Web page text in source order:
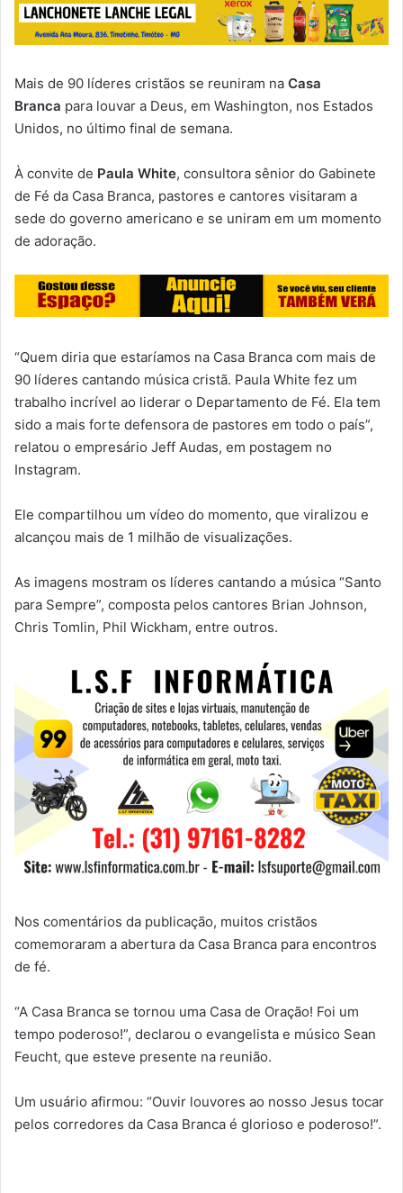
Mais de 90 líderes cristãos se reuniram na Casa
Branca para louvar a Deus, em Washington, nos Estados
Unidos, no último final de semana.
À convite de Paula White, consultora sênior do Gabinete
de Fé da Casa Branca, pastores e cantores visitaram a
sede do governo americano e se uniram em um momento
de adoração.
“Quem diria que estaríamos na Casa Branca com mais de
90 líderes cantando música cristã. Paula White fez um
trabalho incrível ao liderar o Departamento de Fé. Ela tem
sido a mais forte defensora de pastores em todo o país”,
relatou o empresário Jeff Audas, em postagem no
Instagram.
Ele compartilhou um vídeo do momento, que viralizou e
alcançou mais de 1 milhão de visualizações.
As imagens mostram os líderes cantando a música “Santo
para Sempre”, composta pelos cantores Brian Johnson,
Chris Tomlin, Phil Wickham, entre outros.
Nos comentários da publicação, muitos cristãos
comemoraram a abertura da Casa Branca para encontros
de fé.
“A Casa Branca se tornou uma Casa de Oração! Foi um
tempo poderoso!”, declarou o evangelista e músico Sean
Feucht, que esteve presente na reunião.
Um usuário afirmou: “Ouvir louvores ao nosso Jesus tocar
pelos corredores da Casa Branca é glorioso e poderoso!”.